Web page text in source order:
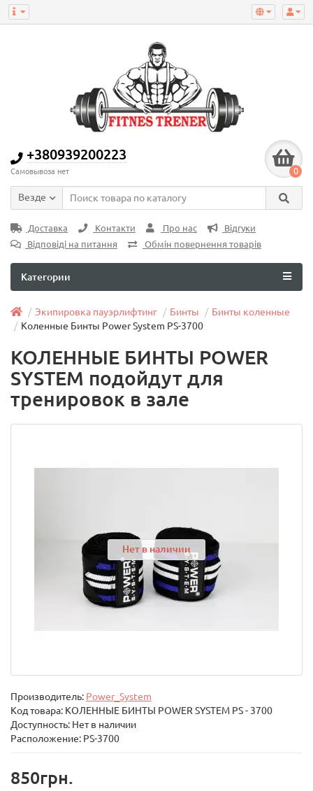
+380939200223
Самовывоза нет 0
Везде
Доставка Контакти Про нас
Відгуки
Відповіді на питання
Обмін повернення товарів
Категории
Экипировка пауэрлифтинг Бинты
Бинты коленные
Коленные Бинты Power System PS-3700
КОЛЕННЫЕ БИНТЫ POWER
SYSTEM подойдут для
тренировок в зале
Нет в наличии
Производитель: Power_System
Код товара: КОЛЕННЫЕ БИНТЫ POWER SYSTEM PS - 3700
Доступность: Нет в наличии
Расположение: PS-3700
850грн.